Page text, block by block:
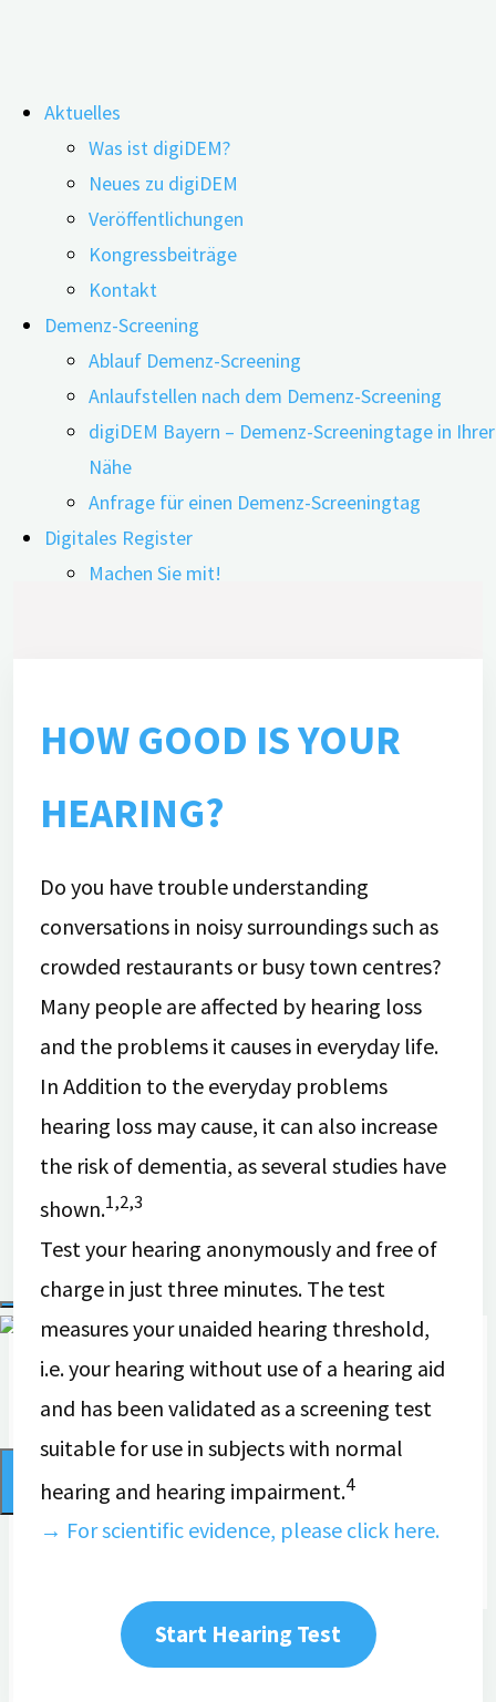
Inhalt
springen
Aktuelles
Was ist digiDEM?
Neues zu digiDEM
Veröffentlichungen
Kongressbeiträge
Kontakt
Demenz-Screening
Ablauf Demenz-Screening
Anlaufstellen nach dem Demenz-Screening
digiDEM Bayern – Demenz-Screeningtage in Ihrer
Nähe
Anfrage für einen Demenz-Screeningtag
Digitales Register
Machen Sie mit!
Ansprechpartner
Menschen mit Demenz
Ehrenamtliche
Interessierte
Übersicht der digitalen Angebote
Pressebereich
Pressemitteilungen
Bildmaterial & Logos
Pressekontakt
Newsletter
Suche
Was ist digiDEM?
Neues zu digiDEM
Digital Option: Online Hearing Test
HOW GOOD IS YOUR
HEARING?
Do you have trouble understanding
conversations in noisy surroundings such as
crowded restaurants or busy town centres?
Many people are affected by hearing loss
and the problems it causes in everyday life.
In Addition to the everyday problems
hearing loss may cause, it can also increase
the risk of dementia, as several studies have
shown.1,2,3
Test your hearing anonymously and free of
charge in just three minutes. The test
measures your unaided hearing threshold,
i.e. your hearing without use of a hearing aid
and has been validated as a screening test
suitable for use in subjects with normal
hearing and hearing impairment.4
→ For scientific evidence, please click here.
Start Hearing Test